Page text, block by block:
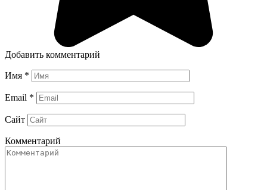
Добавить комментарий
Имя *
Email *
Сайт
Комментарий